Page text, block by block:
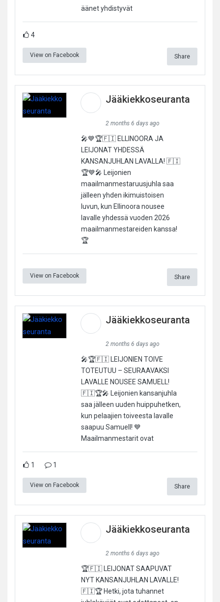
äänet yhdistyvät
4
View on Facebook Share
Jääkiekkoseuranta
2 months 6 days ago
🎤💙🏆🇫🇮 ELLINOORA JA
LEIJONAT YHDESSÄ
KANSANJUHLAN LAVALLA! 🇫🇮
🏆💙🎤 Leijonien
maailmanmestaruusjuhla saa
jälleen yhden ikimuistoisen
luvun, kun Ellinoora nousee
lavalle yhdessä vuoden 2026
maailmanmestareiden kanssa!
🏆
View on Facebook Share
Jääkiekkoseuranta
2 months 6 days ago
🎤🏆🇫🇮 LEIJONIEN TOIVE
TOTEUTUU – SEURAAVAKSI
LAVALLE NOUSEE SAMUELL!
🇫🇮🏆🎤 Leijonien kansanjuhla
saa jälleen uuden huippuhetken,
kun pelaajien toiveesta lavalle
saapuu Samuell! 💙
Maailmanmestarit ovat
1 1
View on Facebook Share
Jääkiekkoseuranta
2 months 6 days ago
🏆🇫🇮 LEIJONAT SAAPUVAT
NYT KANSANJUHLAN LAVALLE!
🇫🇮🏆 Hetki, jota tuhannet